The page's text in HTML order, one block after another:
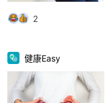
2
健康Easy